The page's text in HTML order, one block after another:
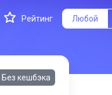
Рейтинг Любой
Без кешбэка